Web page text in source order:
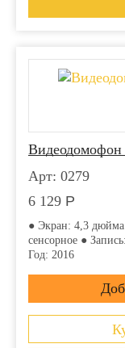
Арт: 0279
6 129 Р
● Экран: 4,3
сенсорное ●
Год: 2016